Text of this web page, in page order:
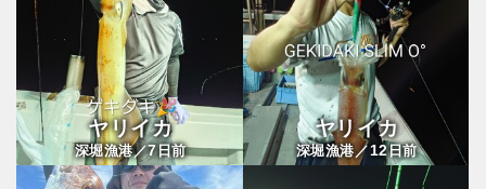
ヤリイカ
深堀漁港／7日前
ヤリイカ
深堀漁港／ 12日前